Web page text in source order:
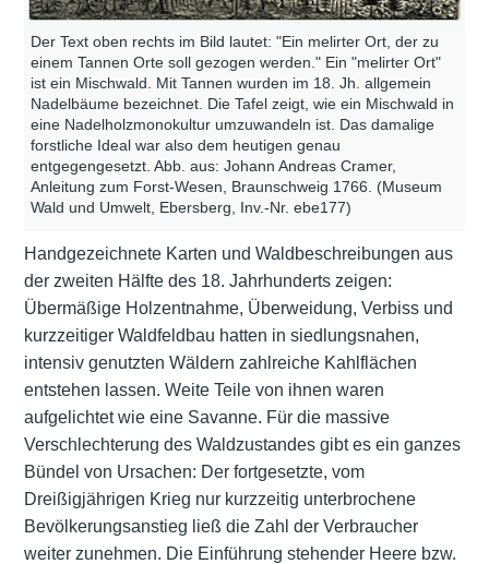
Der Text oben rechts im Bild lautet: "Ein melirter Ort, der zu
einem Tannen Orte soll gezogen werden." Ein "melirter Ort"
ist ein Mischwald. Mit Tannen wurden im 18. Jh. allgemein
Nadelbäume bezeichnet. Die Tafel zeigt, wie ein Mischwald in
eine Nadelholzmonokultur umzuwandeln ist. Das damalige
forstliche Ideal war also dem heutigen genau
entgegengesetzt. Abb. aus: Johann Andreas Cramer,
Anleitung zum Forst-Wesen, Braunschweig 1766. (Museum
Wald und Umwelt, Ebersberg, Inv.-Nr. ebe177)
Handgezeichnete Karten und Waldbeschreibungen aus
der zweiten Hälfte des 18. Jahrhunderts zeigen:
Übermäßige Holzentnahme, Überweidung, Verbiss und
kurzzeitiger Waldfeldbau hatten in siedlungsnahen,
intensiv genutzten Wäldern zahlreiche Kahlflächen
entstehen lassen. Weite Teile von ihnen waren
aufgelichtet wie eine Savanne. Für die massive
Verschlechterung des Waldzustandes gibt es ein ganzes
Bündel von Ursachen: Der fortgesetzte, vom
Dreißigjährigen Krieg nur kurzzeitig unterbrochene
Bevölkerungsanstieg ließ die Zahl der Verbraucher
weiter zunehmen. Die Einführung stehender Heere bzw.